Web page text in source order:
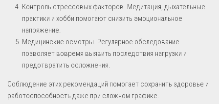
Контроль стрессовых факторов. Медитация, дыхательные
практики и хобби помогают снизить эмоциональное
напряжение.
Медицинские осмотры. Регулярное обследование
позволяет вовремя выявить последствия нагрузки и
предотвратить осложнения.
Соблюдение этих рекомендаций помогает сохранить здоровье и
работоспособность даже при сложном графике.